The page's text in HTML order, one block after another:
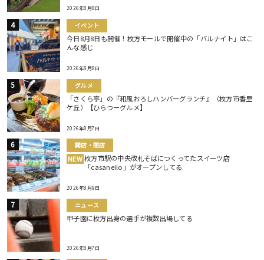
2026年8月8日
イベント
今日8月8日も開催！枚方モールで開催中の「バルナイト」はこ
んな感じ
2026年8月8日
グルメ
「さくら亭」の『和風おろしハンバーグランチ』（枚方市香里
ケ丘）【ひらつーグルメ】
2026年8月7日
開店・閉店
NEW 枚方市駅の中央改札そばにつくってたスイーツ店
「casaneilo」がオープンしてる
2026年8月9日
ニュース
甲子園に枚方出身の選手が複数出場してる
2026年8月7日